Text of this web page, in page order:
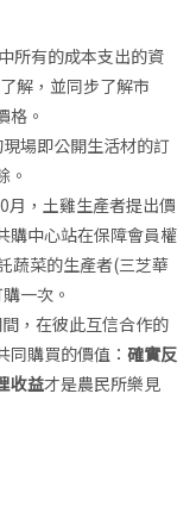
所有的成本支出的資
解，並同步了解市
格。
場即公開生活材的訂
。
月，土雞生產者提出價
購中心站在保障會員權
蔬菜的生產者(三芝華
一次。
，在彼此互信合作的
購買的價值： 確實反
收益才是農民所樂見